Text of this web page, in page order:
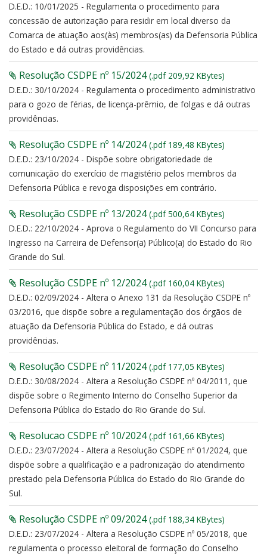
D.E.D.: 10/01/2025 - Regulamenta o procedimento para
concessão de autorização para residir em local diverso da
Comarca de atuação aos(às) membros(as) da Defensoria Pública
do Estado e dá outras providências.
Resolução CSDPE nº 15/2024(.pdf 209,92 KBytes)
D.E.D.: 30/10/2024 - Regulamenta o procedimento administrativo
para o gozo de férias, de licença-prêmio, de folgas e dá outras
providências.
Resolução CSDPE nº 14/2024(.pdf 189,48 KBytes)
D.E.D.: 23/10/2024 - Dispõe sobre obrigatoriedade de
comunicação do exercício de magistério pelos membros da
Defensoria Pública e revoga disposições em contrário.
Resolução CSDPE nº 13/2024(.pdf 500,64 KBytes)
D.E.D.: 22/10/2024 - Aprova o Regulamento do VII Concurso para
Ingresso na Carreira de Defensor(a) Público(a) do Estado do Rio
Grande do Sul.
Resolução CSDPE nº 12/2024(.pdf 160,04 KBytes)
D.E.D.: 02/09/2024 - Altera o Anexo 131 da Resolução CSDPE nº
03/2016, que dispõe sobre a regulamentação dos órgãos de
atuação da Defensoria Pública do Estado, e dá outras
providências.
Resolução CSDPE nº 11/2024(.pdf 177,05 KBytes)
D.E.D.: 30/08/2024 - Altera a Resolução CSDPE nº 04/2011, que
dispõe sobre o Regimento Interno do Conselho Superior da
Defensoria Pública do Estado do Rio Grande do Sul.
Resolucao CSDPE nº 10/2024(.pdf 161,66 KBytes)
D.E.D.: 23/07/2024 - Altera a Resolução CSDPE nº 01/2024, que
dispõe sobre a qualificação e a padronização do atendimento
prestado pela Defensoria Pública do Estado do Rio Grande do
Sul.
Resolução CSDPE nº 09/2024(.pdf 188,34 KBytes)
D.E.D.: 23/07/2024 - Altera a Resolução CSDPE nº 05/2018, que
regulamenta o processo eleitoral de formação do Conselho